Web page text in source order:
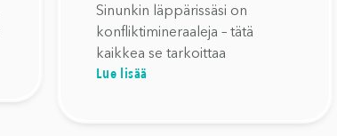
kaikkea se tarkoittaa
Sinunkin läppärissäsi on
konfliktimineraaleja – tätä
kaikkea se tarkoittaa
Lue lisää